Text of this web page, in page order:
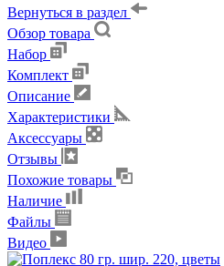
Вернуться в раздел
Обзор товара
Набор
Комплект
Описание
Характеристики
Аксессуары
Отзывы
Похожие товары
Наличие
Файлы
Видео